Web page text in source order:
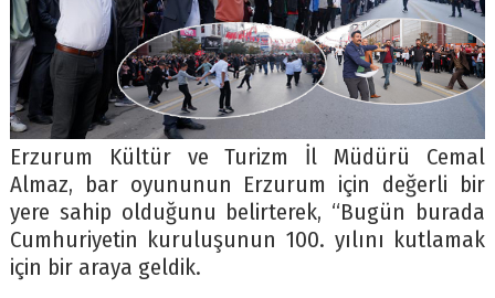
Erzurum Kültür ve Turizm İl Müdürü Cemal
Almaz, bar oyununun Erzurum için değerli bir
yere sahip olduğunu belirterek, “Bugün burada
Cumhuriyetin kuruluşunun 100. yılını kutlamak
için bir araya geldik.